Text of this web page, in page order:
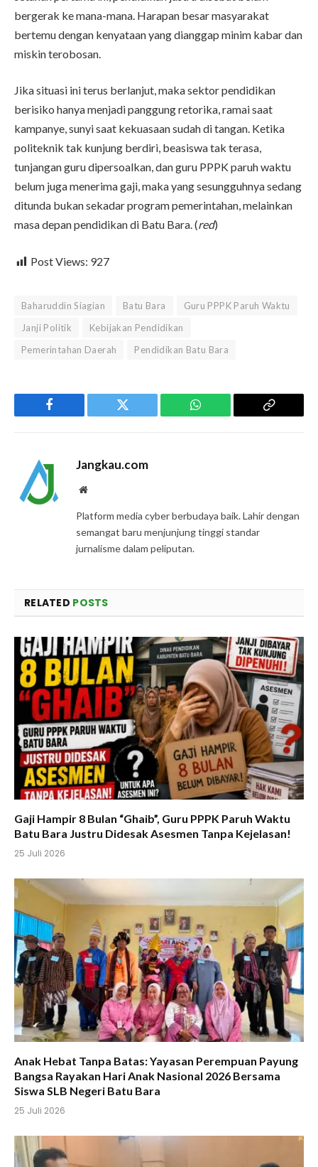
bergerak ke mana-mana. Harapan besar masyarakat
bertemu dengan kenyataan yang dianggap minim kabar dan
miskin terobosan.
Jika situasi ini terus berlanjut, maka sektor pendidikan
berisiko hanya menjadi panggung retorika, ramai saat
kampanye, sunyi saat kekuasaan sudah di tangan. Ketika
politeknik tak kunjung berdiri, beasiswa tak terasa,
tunjangan guru dipersoalkan, dan guru PPPK paruh waktu
belum juga menerima gaji, maka yang sesungguhnya sedang
ditunda bukan sekadar program pemerintahan, melainkan
masa depan pendidikan di Batu Bara. (red)
Post Views: 927
Baharuddin Siagian Batu Bara
Guru PPPK Paruh Waktu
Janji Politik
Kebijakan Pendidikan
Pemerintahan Daerah
Pendidikan Batu Bara
Facebook Twitter WhatsApp
Copy
Jangkau.com
Website
Platform media cyber berbudaya baik. Lahir dengan
semangat baru menjunjung tinggi standar
jurnalisme dalam peliputan.
RELATED POSTS
Gaji Hampir 8 Bulan “Ghaib”, Guru PPPK Paruh Waktu
Batu Bara Justru Didesak Asesmen Tanpa Kejelasan!
25 Juli 2026
Anak Hebat Tanpa Batas: Yayasan Perempuan Payung
Bangsa Rayakan Hari Anak Nasional 2026 Bersama
Siswa SLB Negeri Batu Bara
25 Juli 2026